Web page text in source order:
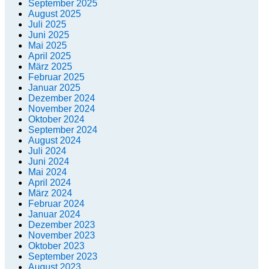
September 2025
August 2025
Juli 2025
Juni 2025
Mai 2025
April 2025
März 2025
Februar 2025
Januar 2025
Dezember 2024
November 2024
Oktober 2024
September 2024
August 2024
Juli 2024
Juni 2024
Mai 2024
April 2024
März 2024
Februar 2024
Januar 2024
Dezember 2023
November 2023
Oktober 2023
September 2023